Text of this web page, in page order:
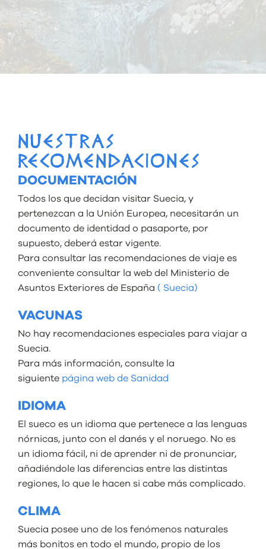
NUESTRAS
RECOMENDACIONES
DOCUMENTACIÓN
Todos los que decidan visitar Suecia, y
pertenezcan a la Unión Europea, necesitarán un
documento de identidad o pasaporte, por
supuesto, deberá estar vigente.
Para consultar las recomendaciones de viaje es
conveniente consultar la web del Ministerio de
Asuntos Exteriores de España ( Suecia)
VACUNAS
No hay recomendaciones especiales para viajar a
Suecia.
Para más información, consulte la
siguiente página web de Sanidad
IDIOMA
El sueco es un idioma que pertenece a las lenguas
nórnicas, junto con el danés y el noruego. No es
un idioma fácil, ni de aprender ni de pronunciar,
añadiéndole las diferencias entre las distintas
regiones, lo que le hacen si cabe más complicado.
CLIMA
Suecia posee uno de los fenómenos naturales
más bonitos en todo el mundo, propio de los